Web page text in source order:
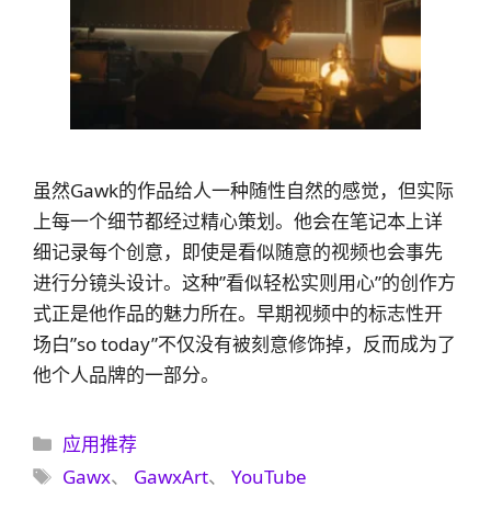
虽然Gawk的作品给人一种随性自然的感觉，但实际
上每一个细节都经过精心策划。他会在笔记本上详
细记录每个创意，即使是看似随意的视频也会事先
进行分镜头设计。这种”看似轻松实则用心”的创作方
式正是他作品的魅力所在。早期视频中的标志性开
场白”so today”不仅没有被刻意修饰掉，反而成为了
他个人品牌的一部分。
分
类
应用推荐
标
Gawx、 GawxArt、YouTube